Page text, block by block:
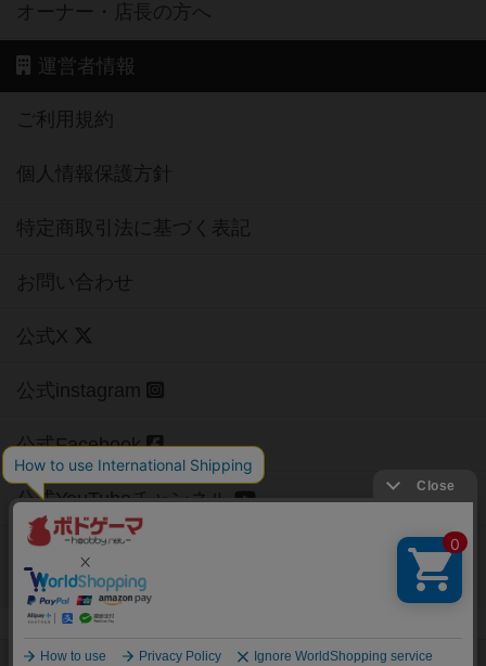
オーナー・店長の方へ
運営者情報
ご利用規約
個人情報保護方針
特定商取引法に基づく表記
お問い合わせ
公式X
公式instagram
公式Facebook
公式YouTubeチャンネル